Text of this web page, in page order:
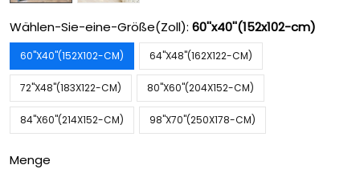
Wählen-Sie-eine-Größe(Zoll): 60''x40''(152x102-cm)
60''X40''(152X102-CM) 64''X48''(162X122-CM)
72''X48''(183X122-CM) 80''X60''(204X152-CM)
84''X60''(214X152-CM) 98''X70''(250X178-CM)
Menge